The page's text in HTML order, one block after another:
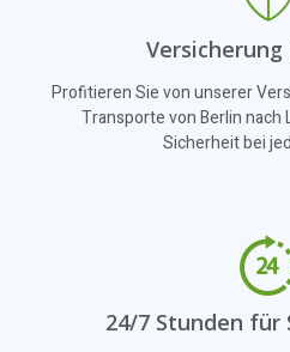
Versicherung
Profitieren Sie von unserer
Transporte von Berlin
Sicherheit bei
24/7 Stunden für